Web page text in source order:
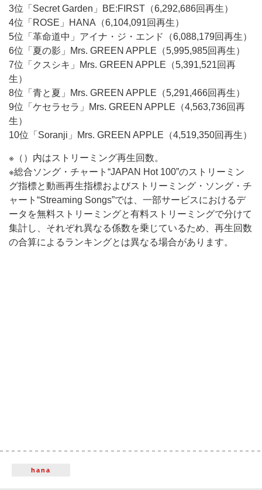
3位「Secret Garden」BE:FIRST（6,292,686回再生）
4位「ROSE」HANA（6,104,091回再生）
5位「革命道中」アイナ・ジ・エンド（6,088,179回再生）
6位「夏の影」Mrs. GREEN APPLE（5,995,985回再生）
7位「クスシキ」Mrs. GREEN APPLE（5,391,521回再
生）
8位「青と夏」Mrs. GREEN APPLE（5,291,466回再生）
9位「ケセラセラ」Mrs. GREEN APPLE（4,563,736回再
生）
10位「Soranji」Mrs. GREEN APPLE（4,519,350回再生）
※（）内はストリーミング再生回数。
※総合ソング・チャート“JAPAN Hot 100”のストリーミン
グ指標と動画再生指標およびストリーミング・ソング・チ
ャート“Streaming Songs”では、一部サービスにおけるデ
ータを無料ストリーミングと有料ストリーミングで分けて
集計し、それぞれ異なる係数を乗じているため、再生回数
の合算によるランキングとは異なる場合があります。
hana